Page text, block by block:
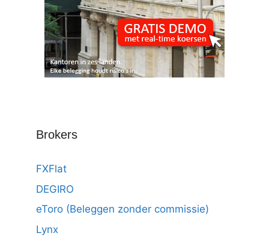
Brokers
FXFlat
DEGIRO
eToro (Beleggen zonder commissie)
Lynx